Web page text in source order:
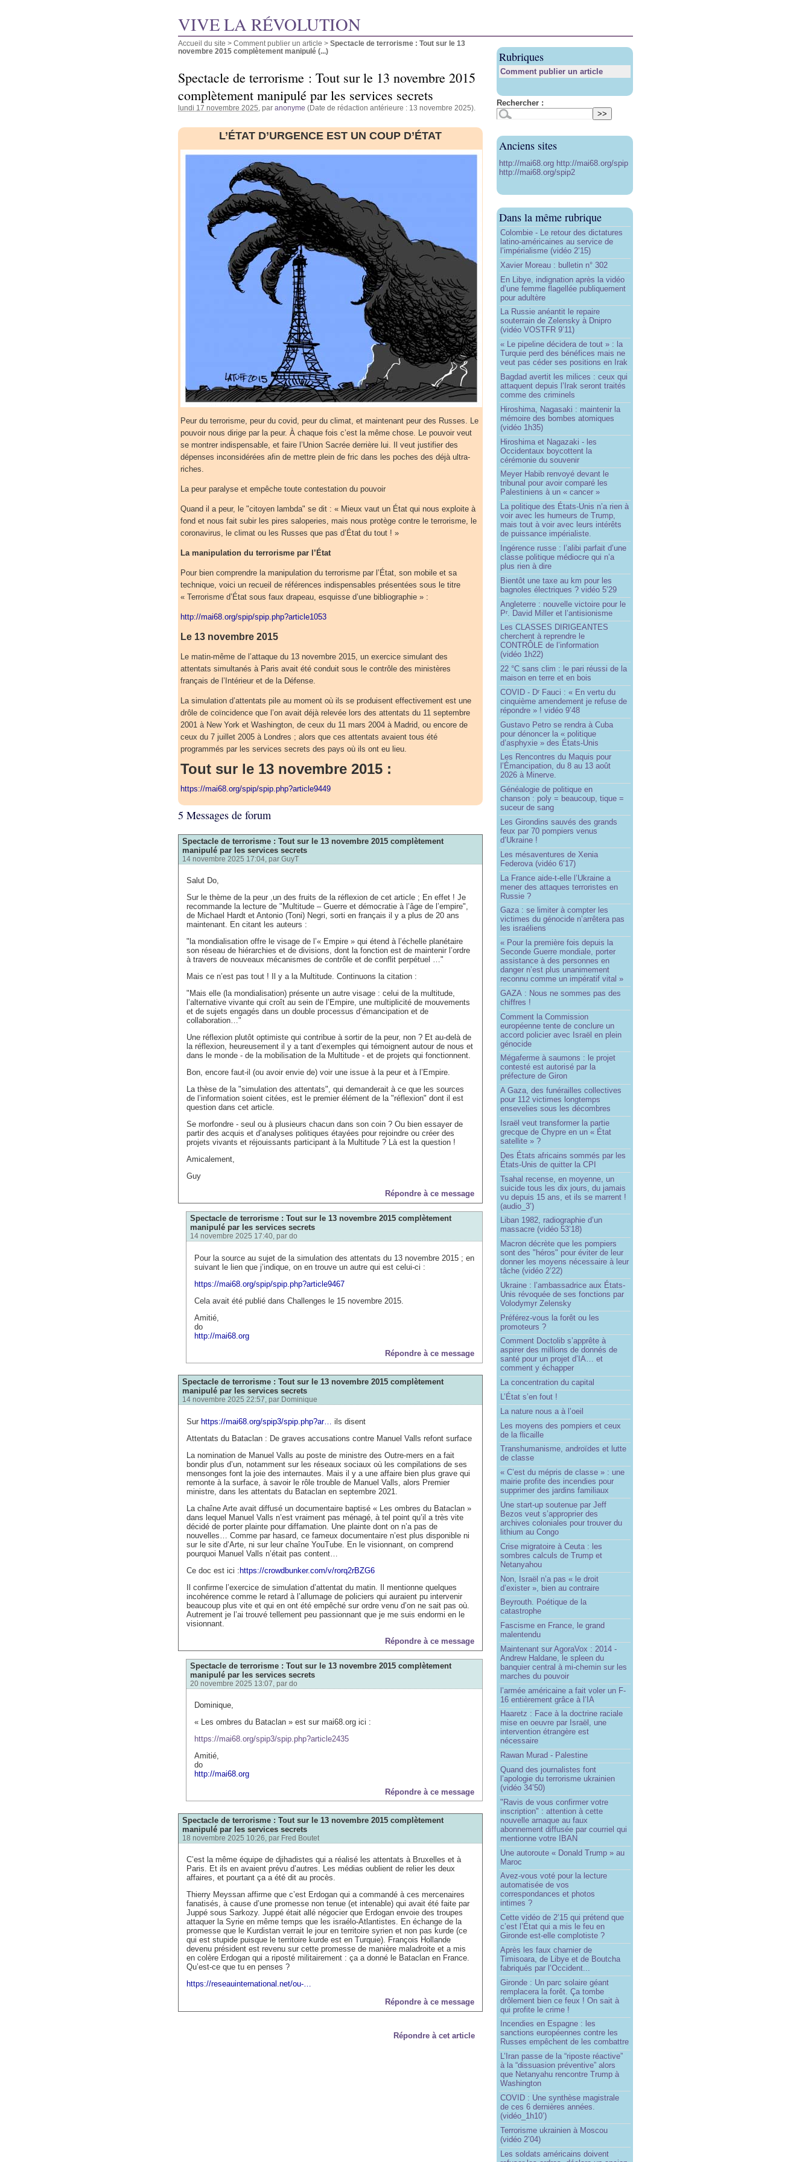
VIVE LA RÉVOLUTION
Accueil du site > Comment publier un article > Spectacle de terrorisme : Tout sur le 13
novembre 2015 complètement manipulé (...)
Spectacle de terrorisme : Tout sur le 13 novembre 2015
complètement manipulé par les services secrets
lundi 17 novembre 2025 , par anonyme (Date de rédaction antérieure : 13 novembre 2025).
L’ÉTAT D’URGENCE EST UN COUP D’ÉTAT
Peur du terrorisme, peur du covid, peur du climat, et maintenant peur des Russes. Le
pouvoir nous dirige par la peur. À chaque fois c’est la même chose. Le pouvoir veut
se montrer indispensable, et faire l’Union Sacrée derrière lui. Il veut justifier des
dépenses inconsidérées afin de mettre plein de fric dans les poches des déjà ultra-
riches.
La peur paralyse et empêche toute contestation du pouvoir
Quand il a peur, le "citoyen lambda" se dit : « Mieux vaut un État qui nous exploite à
fond et nous fait subir les pires saloperies, mais nous protège contre le terrorisme, le
coronavirus, le climat ou les Russes que pas d’État du tout ! »
La manipulation du terrorisme par l’État
Pour bien comprendre la manipulation du terrorisme par l’État, son mobile et sa
technique, voici un recueil de références indispensables présentées sous le titre
« Terrorisme d’État sous faux drapeau, esquisse d’une bibliographie » :
http://mai68.org/spip/spip.php?article1053
Le 13 novembre 2015
Le matin-même de l’attaque du 13 novembre 2015, un exercice simulant des
attentats simultanés à Paris avait été conduit sous le contrôle des ministères
français de l’Intérieur et de la Défense.
La simulation d’attentats pile au moment où ils se produisent effectivement est une
drôle de coïncidence que l’on avait déjà relevée lors des attentats du 11 septembre
2001 à New York et Washington, de ceux du 11 mars 2004 à Madrid, ou encore de
ceux du 7 juillet 2005 à Londres ; alors que ces attentats avaient tous été
programmés par les services secrets des pays où ils ont eu lieu.
Tout sur le 13 novembre 2015 :
https://mai68.org/spip/spip.php?article9449
5 Messages de forum
Spectacle de terrorisme : Tout sur le 13 novembre 2015 complètement
manipulé par les services secrets
14 novembre 2025 17:04, par GuyT
Salut Do,
Sur le thème de la peur ,un des fruits de la réflexion de cet article ; En effet ! Je
recommande la lecture de "Multitude – Guerre et démocratie à l’âge de l’empire",
de Michael Hardt et Antonio (Toni) Negri, sorti en français il y a plus de 20 ans
maintenant. En citant les auteurs :
"la mondialisation offre le visage de l’« Empire » qui étend à l’échelle planétaire
son réseau de hiérarchies et de divisions, dont la fonction est de maintenir l’ordre
à travers de nouveaux mécanismes de contrôle et de conflit perpétuel …"
Mais ce n’est pas tout ! Il y a la Multitude. Continuons la citation :
"Mais elle (la mondialisation) présente un autre visage : celui de la multitude,
l’alternative vivante qui croît au sein de l’Empire, une multiplicité de mouvements
et de sujets engagés dans un double processus d’émancipation et de
collaboration…"
Une réflexion plutôt optimiste qui contribue à sortir de la peur, non ? Et au-delà de
la réflexion, heureusement il y a tant d’exemples qui témoignent autour de nous et
dans le monde - de la mobilisation de la Multitude - et de projets qui fonctionnent.
Bon, encore faut-il (ou avoir envie de) voir une issue à la peur et à l’Empire.
La thèse de la "simulation des attentats", qui demanderait à ce que les sources
de l’information soient citées, est le premier élément de la "réflexion" dont il est
question dans cet article.
Se morfondre - seul ou à plusieurs chacun dans son coin ? Ou bien essayer de
partir des acquis et d’analyses politiques étayées pour rejoindre ou créer des
projets vivants et réjouissants participant à la Multitude ? Là est la question !
Amicalement,
Guy
Répondre à ce message
Spectacle de terrorisme : Tout sur le 13 novembre 2015 complètement
manipulé par les services secrets
14 novembre 2025 17:40, par do
Pour la source au sujet de la simulation des attentats du 13 novembre 2015 ; en
suivant le lien que j’indique, on en trouve un autre qui est celui-ci :
https://mai68.org/spip/spip.php?article9467
Cela avait été publié dans Challenges le 15 novembre 2015.
Amitié,
do
http://mai68.org
Répondre à ce message
Spectacle de terrorisme : Tout sur le 13 novembre 2015 complètement
manipulé par les services secrets
14 novembre 2025 22:57, par Dominique
Sur https://mai68.org/spip3/spip.php?ar…
ils disent
Attentats du Bataclan : De graves accusations contre Manuel Valls refont surface
La nomination de Manuel Valls au poste de ministre des Outre-mers en a fait
bondir plus d’un, notamment sur les réseaux sociaux où les compilations de ses
mensonges font la joie des internautes. Mais il y a une affaire bien plus grave qui
remonte à la surface, à savoir le rôle trouble de Manuel Valls, alors Premier
ministre, dans les attentats du Bataclan en septembre 2021.
La chaîne Arte avait diffusé un documentaire baptisé « Les ombres du Bataclan »
dans lequel Manuel Valls n’est vraiment pas ménagé, à tel point qu’il a très vite
décidé de porter plainte pour diffamation. Une plainte dont on n’a pas de
nouvelles… Comme par hasard, ce fameux documentaire n’est plus disponible ni
sur le site d’Arte, ni sur leur chaîne YouTube. En le visionnant, on comprend
pourquoi Manuel Valls n’était pas content…
Ce doc est ici : https://crowdbunker.com/v/rorq2rBZG6
Il confirme l’exercice de simulation d’attentat du matin. Il mentionne quelques
incohérence comme le retard à l’allumage de policiers qui auraient pu intervenir
beaucoup plus vite et qui en ont été empêché sur ordre venu d’on ne sait pas où.
Autrement je l’ai trouvé tellement peu passionnant que je me suis endormi en le
visionnant.
Répondre à ce message
Spectacle de terrorisme : Tout sur le 13 novembre 2015 complètement
manipulé par les services secrets
20 novembre 2025 13:07, par do
Dominique,
« Les ombres du Bataclan » est sur mai68.org ici :
https://mai68.org/spip3/spip.php?article2435
Amitié,
do
http://mai68.org
Répondre à ce message
Spectacle de terrorisme : Tout sur le 13 novembre 2015 complètement
manipulé par les services secrets
18 novembre 2025 10:26, par Fred Boutet
C’est la même équipe de djihadistes qui a réalisé les attentats à Bruxelles et à
Paris. Et ils en avaient prévu d’autres. Les médias oublient de relier les deux
affaires, et pourtant ça a été dit au procès.
Thierry Meyssan affirme que c’est Erdogan qui a commandé à ces mercenaires
fanatisés, à cause d’une promesse non tenue (et intenable) qui avait été faite par
Juppé sous Sarkozy. Juppé était allé négocier que Erdogan envoie des troupes
attaquer la Syrie en même temps que les israélo-Atlantistes. En échange de la
promesse que le Kurdistan verrait le jour en territoire syrien et non pas kurde (ce
qui est stupide puisque le territoire kurde est en Turquie). François Hollande
devenu président est revenu sur cette promesse de manière maladroite et a mis
en colère Erdogan qui a riposté militairement : ça a donné le Bataclan en France.
Qu’est-ce que tu en penses ?
https://reseauinternational.net/ou-…
Répondre à ce message
Répondre à cet article
Rubriques
Comment publier un article
Rechercher :
Anciens sites
http://mai68.org http://mai68.org/spip
http://mai68.org/spip2
Dans la même rubrique
Colombie - Le retour des dictatures
latino-américaines au service de
l’impérialisme (vidéo 2’15)
Xavier Moreau : bulletin n° 302
En Libye, indignation après la vidéo
d’une femme flagellée publiquement
pour adultère
La Russie anéantit le repaire
souterrain de Zelensky à Dnipro
(vidéo VOSTFR 9’11)
« Le pipeline décidera de tout » : la
Turquie perd des bénéfices mais ne
veut pas céder ses positions en Irak
Bagdad avertit les milices : ceux qui
attaquent depuis l’Irak seront traités
comme des criminels
Hiroshima, Nagasaki : maintenir la
mémoire des bombes atomiques
(vidéo 1h35)
Hiroshima et Nagazaki - les
Occidentaux boycottent la
cérémonie du souvenir
Meyer Habib renvoyé devant le
tribunal pour avoir comparé les
Palestiniens à un « cancer »
La politique des États-Unis n’a rien à
voir avec les humeurs de Trump,
mais tout à voir avec leurs intérêts
de puissance impérialiste.
Ingérence russe : l’alibi parfait d’une
classe politique médiocre qui n’a
plus rien à dire
Bientôt une taxe au km pour les
bagnoles électriques ? vidéo 5’29
Angleterre : nouvelle victoire pour le
Pr
. David Miller et l’antisionisme
Les CLASSES DIRIGEANTES
cherchent à reprendre le
CONTRÔLE de l’information
(vidéo 1h22)
22 °C sans clim : le pari réussi de la
maison en terre et en bois
COVID - Dr Fauci : « En vertu du
cinquième amendement je refuse de
répondre » ! vidéo 9’48
Gustavo Petro se rendra à Cuba
pour dénoncer la « politique
d’asphyxie » des États-Unis
Les Rencontres du Maquis pour
l’Émancipation, du 8 au 13 août
2026 à Minerve.
Généalogie de politique en
chanson : poly = beaucoup, tique =
suceur de sang
Les Girondins sauvés des grands
feux par 70 pompiers venus
d’Ukraine !
Les mésaventures de Xenia
Federova (vidéo 6’17)
La France aide-t-elle l’Ukraine a
mener des attaques terroristes en
Russie ?
Gaza : se limiter à compter les
victimes du génocide n’arrêtera pas
les israéliens
« Pour la première fois depuis la
Seconde Guerre mondiale, porter
assistance à des personnes en
danger n’est plus unanimement
reconnu comme un impératif vital »
GAZA : Nous ne sommes pas des
chiffres !
Comment la Commission
européenne tente de conclure un
accord policier avec Israël en plein
génocide
Mégaferme à saumons : le projet
contesté est autorisé par la
préfecture de Giron
A Gaza, des funérailles collectives
pour 112 victimes longtemps
ensevelies sous les décombres
Israël veut transformer la partie
grecque de Chypre en un « État
satellite » ?
Des États africains sommés par les
États-Unis de quitter la CPI
Tsahal recense, en moyenne, un
suicide tous les dix jours, du jamais
vu depuis 15 ans, et ils se marrent !
(audio_3’)
Liban 1982, radiographie d’un
massacre (vidéo 53’18)
Macron décrète que les pompiers
sont des "héros" pour éviter de leur
donner les moyens nécessaire à leur
tâche (vidéo 2’22)
Ukraine : l’ambassadrice aux États-
Unis révoquée de ses fonctions par
Volodymyr Zelensky
Préférez-vous la forêt ou les
promoteurs ?
Comment Doctolib s’apprête à
aspirer des millions de donnés de
santé pour un projet d’IA… et
comment y échapper
La concentration du capital
L’État s’en fout !
La nature nous a à l’oeil
Les moyens des pompiers et ceux
de la flicaille
Transhumanisme, androïdes et lutte
de classe
« C’est du mépris de classe » : une
mairie profite des incendies pour
supprimer des jardins familiaux
Une start-up soutenue par Jeff
Bezos veut s’approprier des
archives coloniales pour trouver du
lithium au Congo
Crise migratoire à Ceuta : les
sombres calculs de Trump et
Netanyahou
Non, Israël n’a pas « le droit
d’exister », bien au contraire
Beyrouth. Poétique de la
catastrophe
Fascisme en France, le grand
malentendu
Maintenant sur AgoraVox : 2014 -
Andrew Haldane, le spleen du
banquier central à mi-chemin sur les
marches du pouvoir
l’armée américaine a fait voler un F-
16 entièrement grâce à l’IA
Haaretz : Face à la doctrine raciale
mise en oeuvre par Israël, une
intervention étrangère est
nécessaire
Rawan Murad - Palestine
Quand des journalistes font
l’apologie du terrorisme ukrainien
(vidéo 34’50)
"Ravis de vous confirmer votre
inscription" : attention à cette
nouvelle arnaque au faux
abonnement diffusée par courriel qui
mentionne votre IBAN
Une autoroute « Donald Trump » au
Maroc
Avez-vous voté pour la lecture
automatisée de vos
correspondances et photos
intimes ?
Cette vidéo de 2’15 qui prétend que
c’est l’État qui a mis le feu en
Gironde est-elle complotiste ?
Après les faux charnier de
Timisoara, de Libye et de Boutcha
fabriqués par l’Occident...
Gironde : Un parc solaire géant
remplacera la forêt. Ça tombe
drôlement bien ce feux ! On sait à
qui profite le crime !
Incendies en Espagne : les
sanctions européennes contre les
Russes empêchent de les combattre
L’Iran passe de la “riposte réactive”
à la “dissuasion préventive” alors
que Netanyahu rencontre Trump à
Washington
COVID : Une synthèse magistrale
de ces 6 dernières années.
(vidéo_1h10’)
Terrorisme ukrainien à Moscou
(vidéo 2’04)
Les soldats américains doivent